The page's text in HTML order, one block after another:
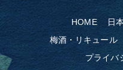
HOME 日
梅酒・リキュール
プライバ